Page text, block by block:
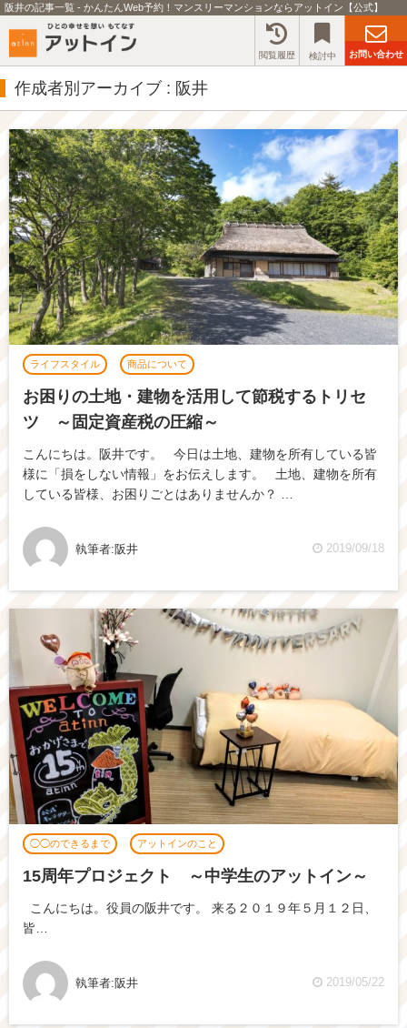
阪井の記事一覧 - かんたんWeb予約！マンスリーマンションならアットイン【公式】
閲覧履歴 検討中 お問い合わせ
作成者別アーカイブ : 阪井
ライフスタイル 商品について
お困りの土地・建物を活用して節税するトリセ
ツ ～固定資産税の圧縮～
こんにちは。阪井です。 今日は土地、建物を所有している皆
様に「損をしない情報」をお伝えします。 土地、建物を所有
している皆様、お困りごとはありませんか？ …
執筆者:阪井 2019/09/18
◯◯のできるまで アットインのこと
15周年プロジェクト ～中学生のアットイン～
こんにちは。役員の阪井です。 来る２０１９年５月１２日、
皆…
執筆者:阪井 2019/05/22